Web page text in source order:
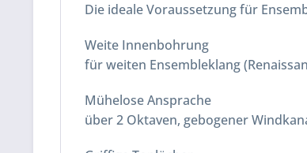
Die ideale Voraussetzung für
Weite Innenbohrung
für weiten Ensembleklang
Mühelose Ansprache
über 2 Oktaven, gebogener